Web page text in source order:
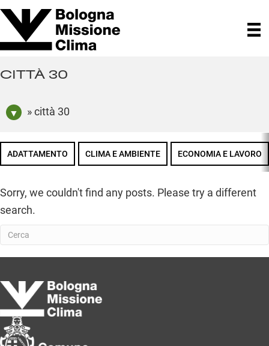
CITTÀ 30
» città 30
ADATTAMENTO CLIMA E AMBIENTE ECONOMIA E LAVORO
Sorry, we couldn't find any posts. Please try a different
search.